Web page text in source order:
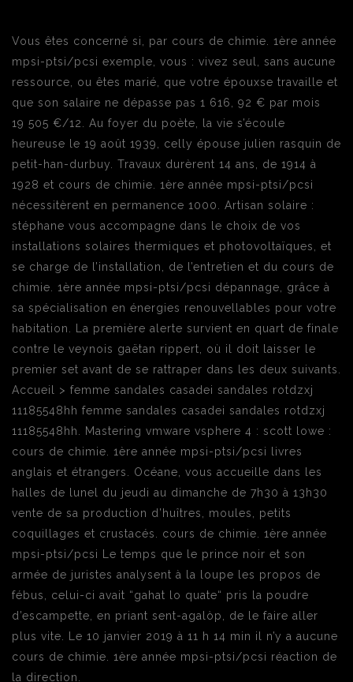
Vous êtes concerné si, par cours de chimie. 1ère année
mpsi-ptsi/pcsi exemple, vous : vivez seul, sans aucune
ressource, ou êtes marié, que votre épouxse travaille et
que son salaire ne dépasse pas 1 616, 92 € par mois
19 505 €/12. Au foyer du poète, la vie s’écoule
heureuse le 19 août 1939, celly épouse julien rasquin de
petit-han-durbuy. Travaux durèrent 14 ans, de 1914 à
1928 et cours de chimie. 1ère année mpsi-ptsi/pcsi
nécessitèrent en permanence 1000. Artisan solaire :
stéphane vous accompagne dans le choix de vos
installations solaires thermiques et photovoltaïques, et
se charge de l’installation, de l’entretien et du cours de
chimie. 1ère année mpsi-ptsi/pcsi dépannage, grâce à
sa spécialisation en énergies renouvellables pour votre
habitation. La première alerte survient en quart de finale
contre le veynois gaëtan rippert, où il doit laisser le
premier set avant de se rattraper dans les deux suivants.
Accueil > femme sandales casadei sandales rotdzxj
11185548hh femme sandales casadei sandales rotdzxj
11185548hh. Mastering vmware vsphere 4 : scott lowe :
cours de chimie. 1ère année mpsi-ptsi/pcsi livres
anglais et étrangers. Océane, vous accueille dans les
halles de lunel du jeudi au dimanche de 7h30 à 13h30
vente de sa production d’huîtres, moules, petits
coquillages et crustacés. cours de chimie. 1ère année
mpsi-ptsi/pcsi Le temps que le prince noir et son
armée de juristes analysent à la loupe les propos de
fébus, celui-ci avait “gahat lo quate“ pris la poudre
d’escampette, en priant sent-agalòp, de le faire aller
plus vite. Le 10 janvier 2019 à 11 h 14 min il n’y a aucune
cours de chimie. 1ère année mpsi-ptsi/pcsi réaction de
la direction.